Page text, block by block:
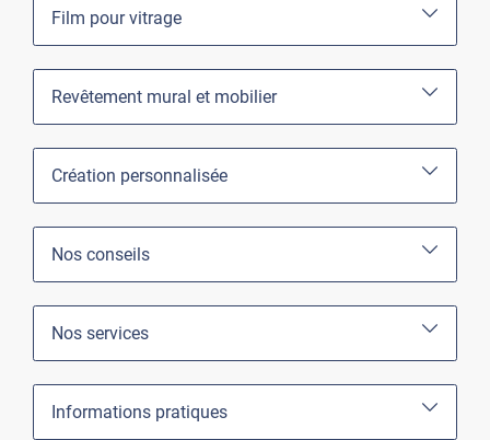
Film pour vitrage
Revêtement mural et mobilier
Création personnalisée
Nos conseils
Nos services
Informations pratiques